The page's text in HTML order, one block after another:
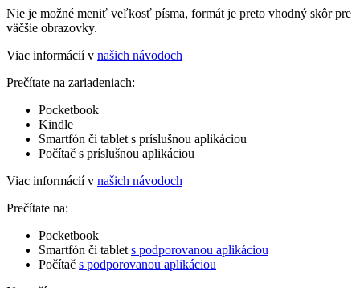
Nie je možné meniť veľkosť písma, formát je preto vhodný skôr pre
väčšie obrazovky.
Viac informácií v našich návodoch
Prečítate na zariadeniach:
Pocketbook
Kindle
Smartfón či tablet s príslušnou aplikáciou
Počítač s príslušnou aplikáciou
Viac informácií v našich návodoch
Prečítate na:
Pocketbook
Smartfón či tablet s podporovanou aplikáciou
Počítač s podporovanou aplikáciou